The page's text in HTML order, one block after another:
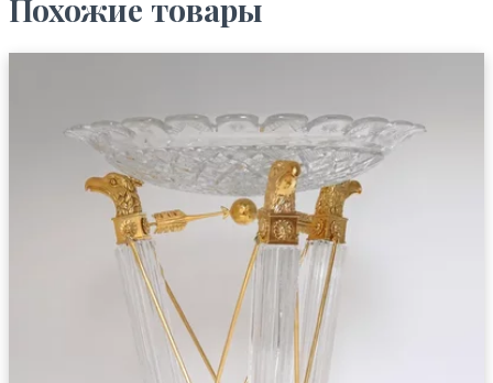
Похожие товары